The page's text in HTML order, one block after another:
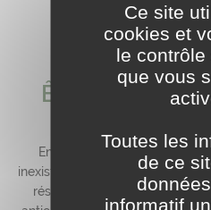
Être autonome
En refuge, l'accès à
inexistant. L'énergie disponible
réservée au fonctionnement
Ce site
cookies et
le contrôle
que vous
Toutes les
de ce
informatif